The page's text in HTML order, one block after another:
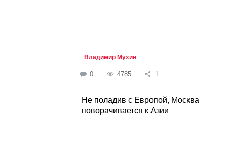
Владимир Мухин
0 4785 1
Не поладив с Европой, Москва
поворачивается к Азии